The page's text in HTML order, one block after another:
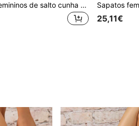
Sapatos femininos de salto cunha 2025, biqueira redonda versátil em palha entrançada com decote baixo, estilo europeu e americano, sapatos de salto alto com forro em pele sintética e material de linho, estilo casual moderno e confortável para férias, slip-on, adequados para todas as estações
25,11€